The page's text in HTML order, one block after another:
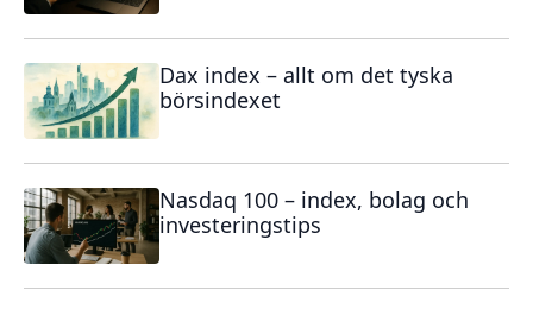
Dax index – allt om det tyska
börsindexet
Nasdaq 100 – index, bolag och
investeringstips